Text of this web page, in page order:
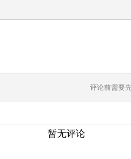
评论前需要
暂无评论